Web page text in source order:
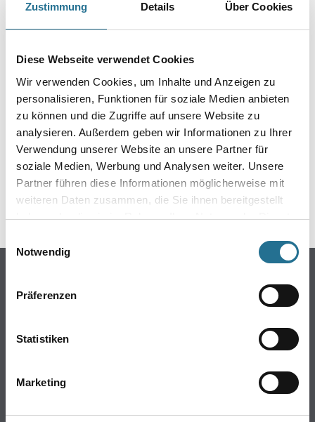
Zustimmung Details Über Cookies
Diese Webseite verwendet Cookies
Wir verwenden Cookies, um Inhalte und Anzeigen zu
personalisieren, Funktionen für soziale Medien anbieten
zu können und die Zugriffe auf unsere Website zu
analysieren. Außerdem geben wir Informationen zu Ihrer
Verwendung unserer Website an unsere Partner für
soziale Medien, Werbung und Analysen weiter. Unsere
Partner führen diese Informationen möglicherweise mit
weiteren Daten zusammen, die Sie ihnen bereitgestellt
haben oder die sie im Rahmen Ihrer Nutzung der Dienste
Notwendig
Präferenzen
Statistiken
Marketing
Produkteigenschaft
- Farben: 20
- Lw dB: 24
- Brandschutzklasse: Bfl-s1
GEFAHRENHINWEISE
Farbe
Trockenbau
Bodenbeläge
Werkzeug & Maschinen